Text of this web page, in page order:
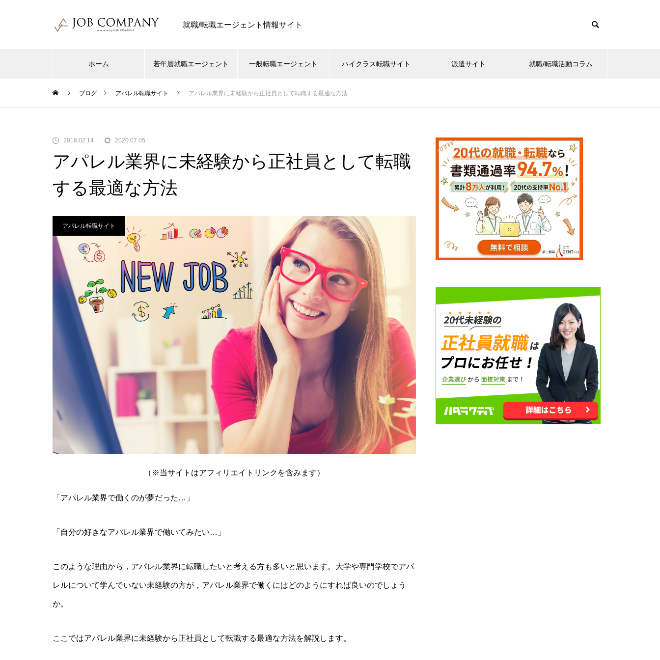
就職/転職エージェント情報サイト
ホーム 若年層就職エージェント 一般転職エージェント ハイクラス転職サイト 派遣サイト 就職/転職活動コラム
ブログ アパレル転職サイト アパレル業界に未経験から正社員として転職する最適な方法
2018.02.14 2020.07.05
アパレル業界に未経験から正社員として転職
する最適な方法
アパレル転職サイト
（※当サイトはアフィリエイトリンクを含みます）
「アパレル業界で働くのが夢だった…」
「自分の好きなアパレル業界で働いてみたい…」
このような理由から，アパレル業界に転職したいと考える方も多いと思います。大学や専門学校でアパ
レルについて学んでいない未経験の方が，アパレル業界で働くにはどのようにすれば良いのでしょう
か。
ここではアパレル業界に未経験から正社員として転職する最適な方法を解説します。